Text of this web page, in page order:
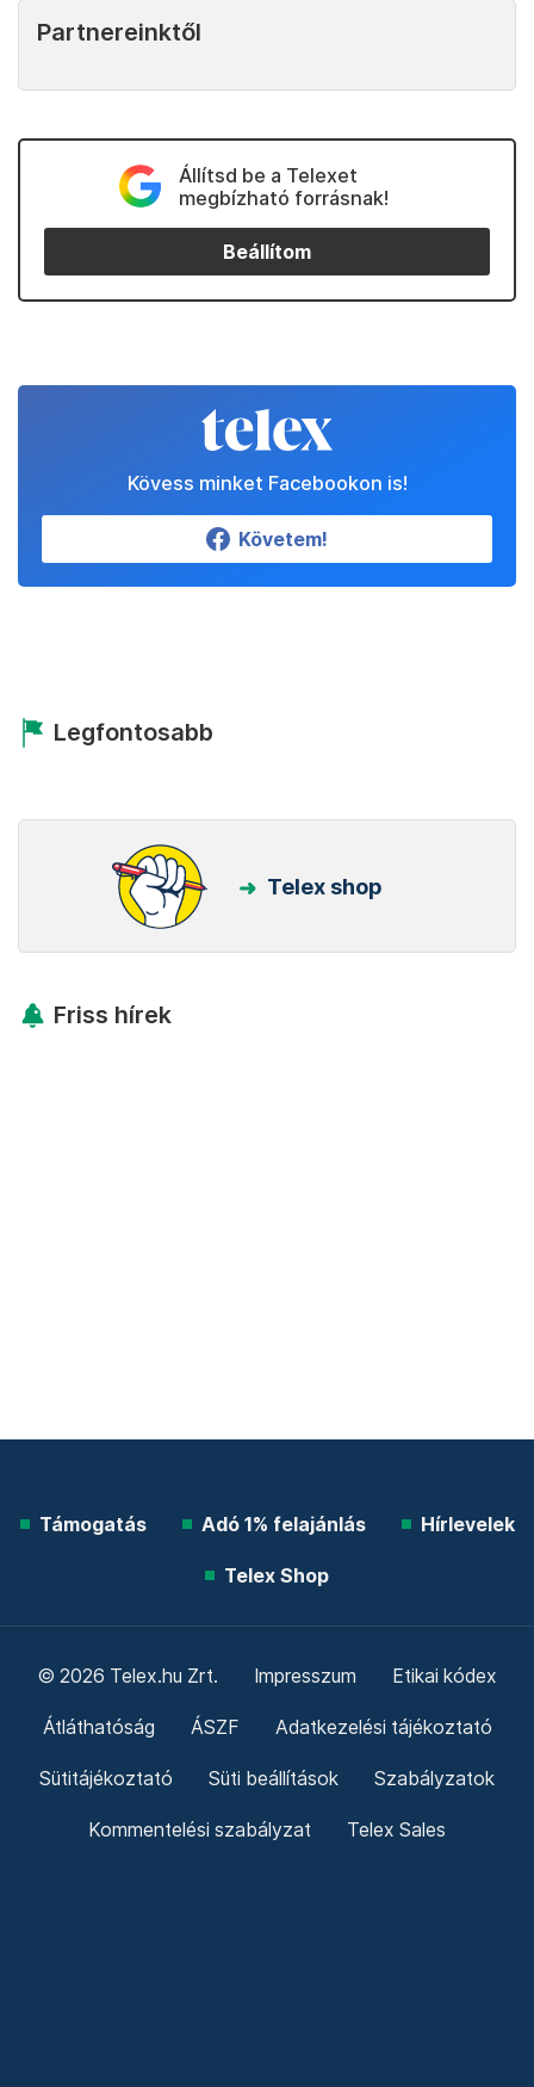
Partnereinktől
Állítsd be a Telexet
megbízható forrásnak!
Beállítom
Kövess minket Facebookon is!
Követem!
Legfontosabb
Telex shop
Friss hírek
Támogatás Adó 1% felajánlás Hírlevelek
Telex Shop
© 2026 Telex.hu Zrt. Impresszum Etikai kódex
Átláthatóság ÁSZF Adatkezelési tájékoztató
Sütitájékoztató Süti beállítások Szabályzatok
Kommentelési szabályzat Telex Sales